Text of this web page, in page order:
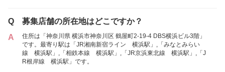
Mauloa hair salon
Q
募集店舗の所在地はどこですか？
A
住所は「神奈川県 横浜市神奈川区 鶴屋町2-19-4 DBS横浜ビル3階」
です。最寄り駅は「JR湘南新宿ライン 横浜駅」,「みなとみらい
線 横浜駅」,「相鉄本線 横浜駅」,「JR京浜東北線 横浜駅」,「J
R根岸線 横浜駅」です。